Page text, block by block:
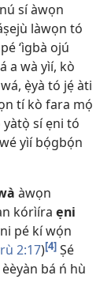
sí àwọn
làwọn tó
‘ìgbà ojú
a wà yìí, kò
ẹ̀yà tó jẹ́ àti
tí kò fara mọ́
sí ẹni tó
yìí bọ́gbọ́n
àwọn
kórìíra ẹni
pé kí wọ́n
2:17)[4] Ṣé
bá ń hù